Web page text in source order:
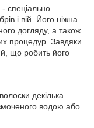
- спеціально
і вій. Його ніжна
догляду, а також
процедур. Завдяки
що робить його
декілька
водою або